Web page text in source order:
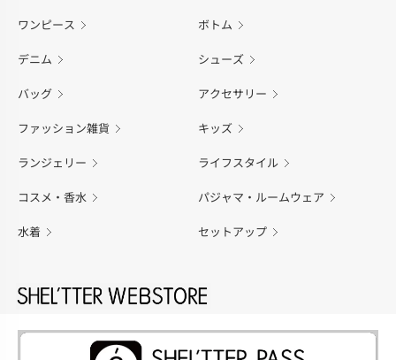
ワンピース ボトム
デニム シューズ
バッグ アクセサリー
ファッション雑貨 キッズ
ランジェリー ライフスタイル
コスメ・香水 パジャマ・ルームウェア
水着 セットアップ